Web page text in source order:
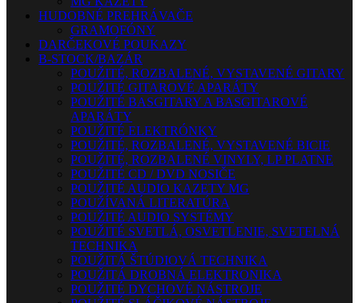
HUDOBNÉ PREHRÁVAČE
GRAMOFÓNY
DARČEKOVÉ POUKAZY
B-STOCK/BAZÁR
POUŽITÉ, ROZBALENÉ, VYSTAVENÉ GITARY
POUŽITÉ GITAROVÉ APARÁTY
POUŽITÉ BASGITARY A BASGITAROVÉ
APARÁTY
POUŽITÉ ELEKTRÓNKY
POUŽITÉ, ROZBALENÉ, VYSTAVENÉ BICIE
POUŽITÉ, ROZBALENÉ VINYLY, LP PLATNE
POUŽITÉ CD / DVD NOSIČE
POUŽITÉ AUDIO KAZETY MG
POUŽÍVANÁ LITERATÚRA
POUŽITÉ AUDIO SYSTÉMY
POUŽITÉ SVETLÁ, OSVETLENIE, SVETELNÁ
TECHNIKA
POUŽITÁ ŠTÚDIOVÁ TECHNIKA
POUŽITÁ DROBNÁ ELEKTRONIKA
POUŽITÉ DYCHOVÉ NÁSTROJE